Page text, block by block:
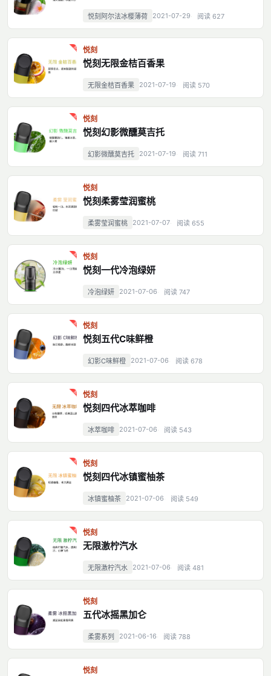
悦刻阿尔法冰樱薄荷 2021-07-29 阅读 627
悦刻
悦刻无限金桔百香果
无限金桔百香果 2021-07-19 阅读 570
悦刻
悦刻幻影微醺莫吉托
幻影微醺莫吉托 2021-07-19 阅读 711
悦刻
悦刻柔雾莹润蜜桃
柔雾莹润蜜桃 2021-07-07 阅读 655
悦刻
悦刻一代冷泡绿妍
冷泡绿妍 2021-07-06 阅读 747
悦刻
悦刻五代C味鲜橙
幻影C味鲜橙 2021-07-06 阅读 678
悦刻
悦刻四代冰萃咖啡
冰萃咖啡 2021-07-06 阅读 543
悦刻
悦刻四代冰镇蜜柚茶
冰镇蜜柚茶 2021-07-06 阅读 549
悦刻
无限激柠汽水
无限激柠汽水 2021-07-06 阅读 481
悦刻
五代冰摇黑加仑
柔雾系列 2021-06-16 阅读 788
悦刻